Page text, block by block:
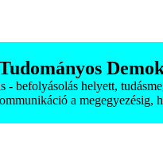
- befolyásolás helyett,
a megegyezésig,